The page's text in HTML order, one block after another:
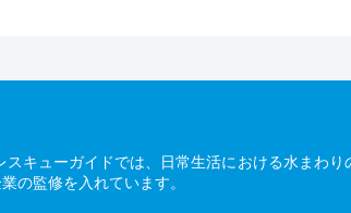
キューガイドでは、日常生活における水まわ
の監修を入れています。